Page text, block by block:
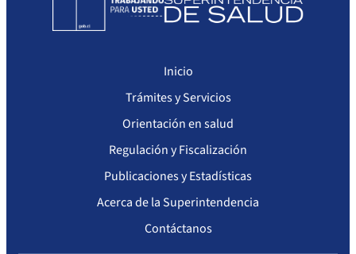
Inicio
Trámites y Servicios
Orientación en salud
Regulación y Fiscalización
Publicaciones y Estadísticas
Acerca de la Superintendencia
Contáctanos